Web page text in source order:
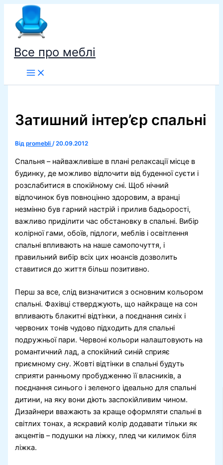
Перейти
вмісту
Все про меблі
Затишний інтер’єр спальні
Відpromebli/20.09.2012
Спальня – найважливіше в плані релаксації місце в
будинку, де можливо відпочити від буденної суєти і
розслабитися в спокійному сні. Щоб нічний
відпочинок був повноцінно здоровим, а вранці
незмінно був гарний настрій і прилив бадьорості,
важливо приділити час обстановку в спальні. Вибір
колірної гами, обоїв, підлоги, меблів і освітлення
спальні впливають на наше самопочуття, і
правильний вибір всіх цих нюансів дозволить
ставитися до життя більш позитивно.
Перш за все, слід визначитися з основним кольором
спальні. Фахівці стверджують, що найкраще на сон
впливають блакитні відтінки, а поєднання синіх і
червоних тонів чудово підходить для спальні
подружньої пари. Червоні кольори налаштовують на
романтичний лад, а спокійний синій сприяє
приємному сну. Жовті відтінки в спальні будуть
сприяти ранньому пробудженню її власників, а
поєднання синього і зеленого ідеально для спальні
дитини, на яку вони діють заспокійливим чином.
Дизайнери вважають за краще оформляти спальні в
світлих тонах, а яскравий колір додавати тільки як
акцентів – подушки на ліжку, плед чи килимок біля
ліжка.